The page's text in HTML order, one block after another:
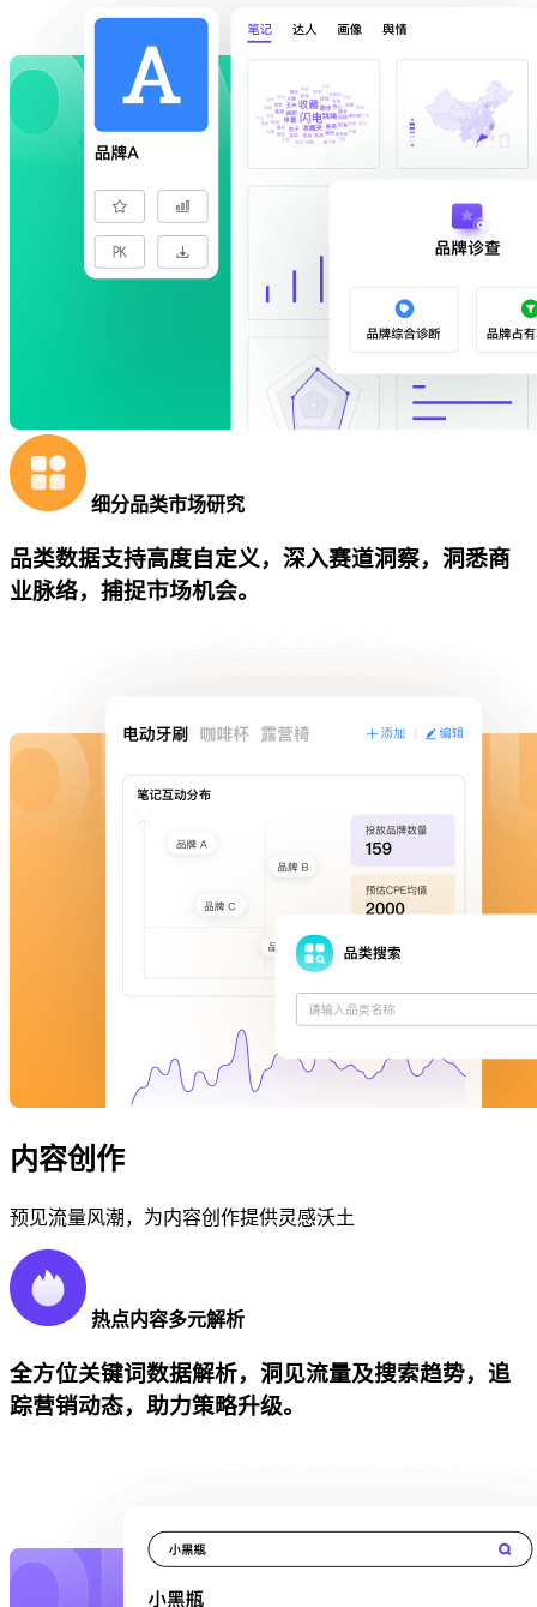
细分品类市场研究
品类数据支持高度自定义，深入赛道洞察，洞悉商
业脉络，捕捉市场机会。
内容创作
预见流量风潮，为内容创作提供灵感沃土
热点内容多元解析
全方位关键词数据解析，洞见流量及搜索趋势，追
踪营销动态，助力策略升级。